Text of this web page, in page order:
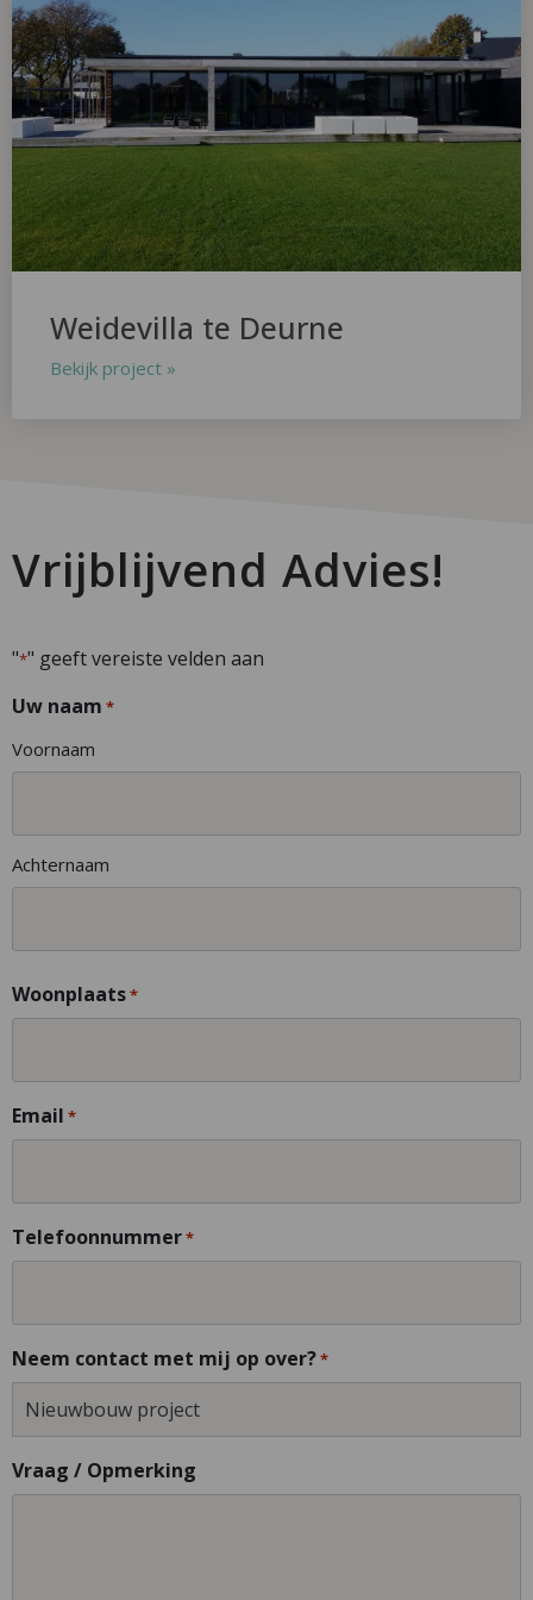
Weidevilla te Deurne
Bekijk project »
Vrijblijvend Advies!
"*" geeft vereiste velden aan
Uw naam *
Voornaam
Achternaam
Woonplaats*
Email *
Telefoonnummer*
Neem contact met mij op over?*
Vraag / Opmerking